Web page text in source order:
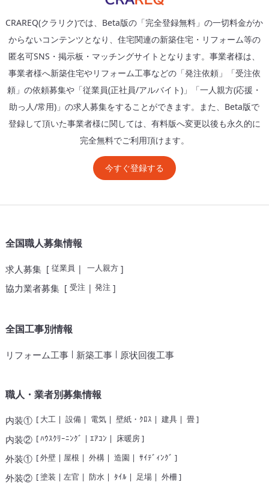
CRAREQ(クラリク)では、Beta版の「完全登録無料」の一切料金がか
からないコンテンツとなり、住宅関連の新築住宅・リフォーム等の
匿名可SNS・掲示板・マッチングサイトとなります。事業者様は、
事業者様へ新築住宅やリフォーム工事などの「発注依頼」「受注依
頼」の依頼募集や「従業員(正社員/アルバイト)」「一人親方(応援・
助っ人/常用)」の求人募集をすることができます。また、Beta版で
登録して頂いた事業者様に関しては、有料版へ変更以後も永久的に
完全無料でご利用頂けます。
今すぐ登録する
全国職人募集情報
求人募集[ 従業員| 一人親方]
協力業者募集[ 受注| 発注]
全国工事別情報
リフォーム工事| 新築工事| 原状回復工事
職人・業者別募集情報
内装①[ 大工| 設備| 電気| 壁紙・ｸﾛｽ | 建具| 畳]
内装②[ﾊｳｽｸﾘｰﾆﾝｸﾞ | ｴｱｺﾝ | 床暖房]
外装①[外壁| 屋根 | 外構| 造園 | ｻｲﾃﾞｨﾝｸﾞ ]
外装②[塗装 | 左官 | 防水| ﾀｲﾙ | 足場| 外柵 ]